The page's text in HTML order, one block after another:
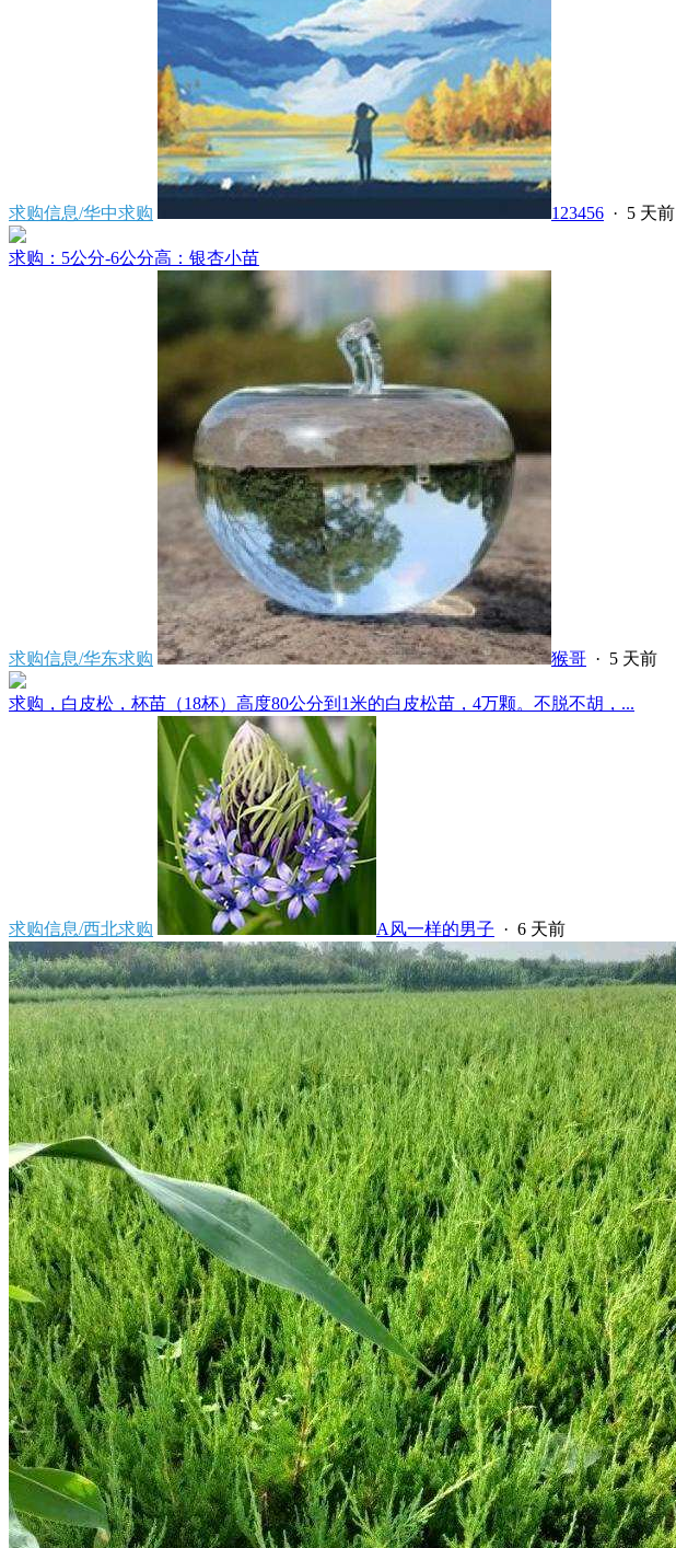
求购信息/华中求购 123456 · 5 天前
求购：5公分-6公分高：银杏小苗
求购信息/华东求购 猴哥 · 5 天前
求购，白皮松，杯苗（18杯）高度80公分到1米的白皮松苗，4万颗。不脱不胡，...
求购信息/西北求购 A风一样的男子 · 6 天前